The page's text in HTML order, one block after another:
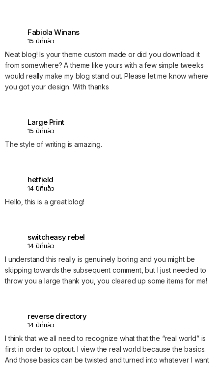
Fabiola Winans
15 ปีที่แล้ว
Neat blog! Is your theme custom made or did you download it
from somewhere? A theme like yours with a few simple tweeks
would really make my blog stand out. Please let me know where
you got your design. With thanks
Large Print
15 ปีที่แล้ว
The style of writing is amazing.
hetfield
14 ปีที่แล้ว
Hello, this is a great blog!
switcheasy rebel
14 ปีที่แล้ว
I understand this really is genuinely boring and you might be
skipping towards the subsequent comment, but I just needed to
throw you a large thank you, you cleared up some items for me!
reverse directory
14 ปีที่แล้ว
I think that we all need to recognize what that the “real world” is
first in order to optout. I view the real world because the basics.
And those basics can be twisted and turned into whatever I want